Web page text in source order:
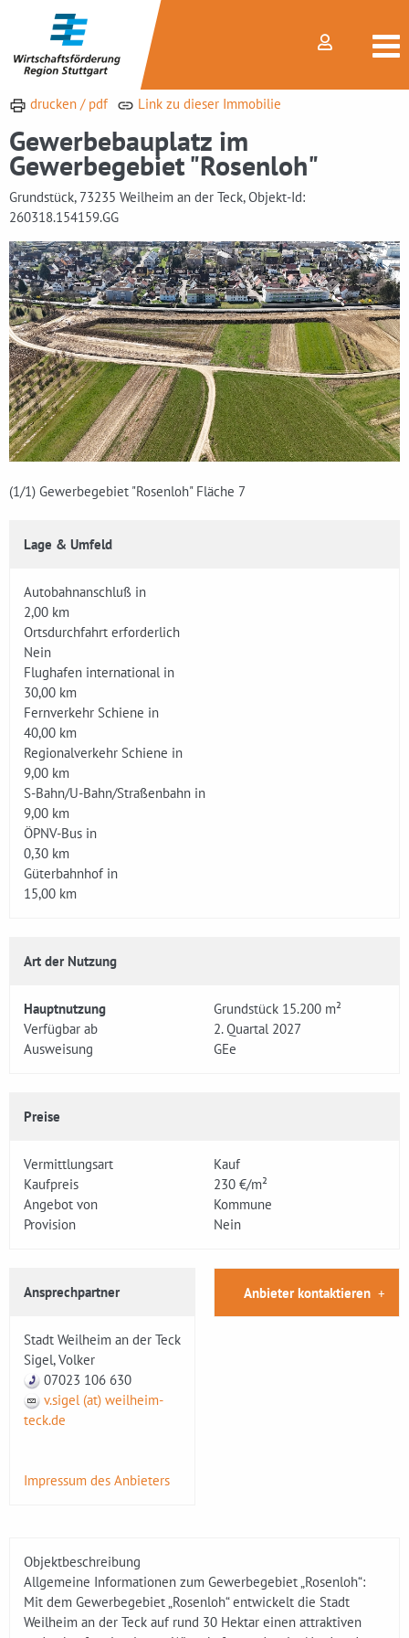
drucken / pdf Link zu dieser Immobilie
Gewerbebauplatz im
Gewerbegebiet "Rosenloh"
Grundstück, 73235 Weilheim an der Teck, Objekt-Id:
260318.154159.GG
(1/1) Gewerbegebiet "Rosenloh" Fläche 7
Lage & Umfeld
Autobahnanschluß in
2,00 km
Ortsdurchfahrt erforderlich
Nein
Flughafen international in
30,00 km
Fernverkehr Schiene in
40,00 km
Regionalverkehr Schiene in
9,00 km
S-Bahn/U-Bahn/Straßenbahn in
9,00 km
ÖPNV-Bus in
0,30 km
Güterbahnhof in
15,00 km
Art der Nutzung
Hauptnutzung
Grundstück 15.200 m²
Verfügbar ab
2. Quartal 2027
Ausweisung
GEe
Preise
Vermittlungsart
Kauf
Kaufpreis
230 €/m²
Angebot von
Kommune
Provision
Nein
Ansprechpartner
Stadt Weilheim an der Teck
Sigel, Volker
07023 106 630
v.sigel (at) weilheim-
teck.de
Impressum des Anbieters
Anbieter kontaktieren
Objektbeschreibung
Allgemeine Informationen zum Gewerbegebiet „Rosenloh“:
Mit dem Gewerbegebiet „Rosenloh“ entwickelt die Stadt
Weilheim an der Teck auf rund 30 Hektar einen attraktiven